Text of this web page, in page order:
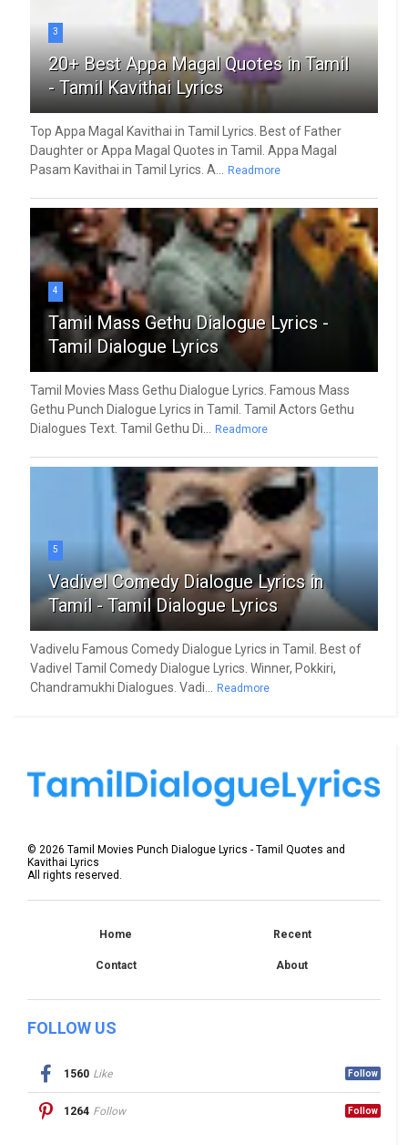
3
20+ Best Appa Magal Quotes in Tamil
- Tamil Kavithai Lyrics
Top Appa Magal Kavithai in Tamil Lyrics. Best of Father
Daughter or Appa Magal Quotes in Tamil. Appa Magal
Pasam Kavithai in Tamil Lyrics. A... Readmore
4
Tamil Mass Gethu Dialogue Lyrics -
Tamil Dialogue Lyrics
Tamil Movies Mass Gethu Dialogue Lyrics. Famous Mass
Gethu Punch Dialogue Lyrics in Tamil. Tamil Actors Gethu
Dialogues Text. Tamil Gethu Di... Readmore
5
Vadivel Comedy Dialogue Lyrics in
Tamil - Tamil Dialogue Lyrics
Vadivelu Famous Comedy Dialogue Lyrics in Tamil. Best of
Vadivel Tamil Comedy Dialogue Lyrics. Winner, Pokkiri,
Chandramukhi Dialogues. Vadi... Readmore
©2026 Tamil Movies Punch Dialogue Lyrics - Tamil Quotes and
Kavithai Lyrics
All rights reserved.
Home Recent
Contact About
FOLLOW US
1560 Like Follow
1264 Follow Follow